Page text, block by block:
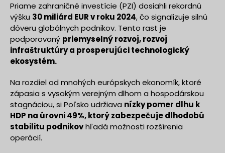
Priame zahraničné investície (PZI) dosiahli rekordnú
výšku 30 miliárd EUR v roku 2024, čo signalizuje silnú
dôveru globálnych podnikov. Tento rast je
podporovaný priemyselný rozvoj, rozvoj
infraštruktúry a prosperujúci technologický
ekosystém.
Na rozdiel od mnohých európskych ekonomík, ktoré
zápasia s vysokým verejným dlhom a hospodárskou
stagnáciou, si Poľsko udržiava nízky pomer dlhu k
HDP na úrovni 49%, ktorý zabezpečuje dlhodobú
stabilitu podnikovhľadá možnosti rozšírenia
operácií.